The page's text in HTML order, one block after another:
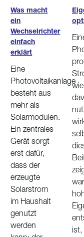
Was macht
ein
Wechselrichter
einfach
erklärt
Eine
Photovoltaikanlage
besteht aus
mehr als
Solarmodulen.
Ein zentrales
Gerät sorgt
erst dafür,
dass der
erzeugte
Solarstrom
im Haushalt
genutzt
werden
ist,